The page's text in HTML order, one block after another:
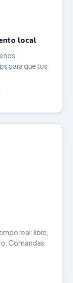
local
para que tus
real: libre,
Comandas